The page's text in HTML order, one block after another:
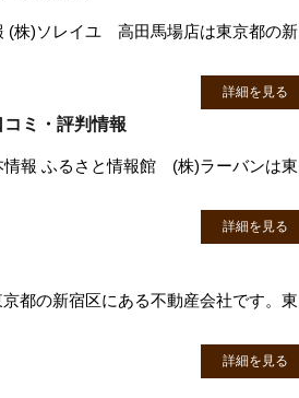
株)ソレイユ 高田馬場店は東京都の新
詳細を見る
ミ・評判情報
報 ふるさと情報館 (株)ラーバンは東
詳細を見る
都の新宿区にある不動産会社です。東
詳細を見る